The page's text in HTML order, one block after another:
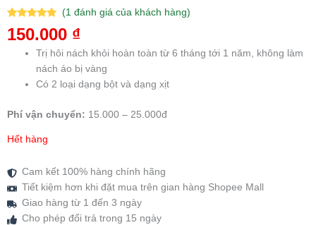
5.00 trên 5
dựa trên
1
(1đánh giá của khách hàng)
150.000 ₫
Trị hôi nách khỏi hoàn toàn từ 6 tháng tới 1 năm, không làm
nách áo bị vàng
Có 2 loại dạng bột và dạng xịt
Phí vận chuyển: 15.000 – 25.000đ
Hết hàng
Cam kết 100% hàng chính hãng
Tiết kiệm hơn khi đặt mua trên gian hàng Shopee Mall
Giao hàng từ 1 đến 3 ngày
Cho phép đổi trả trong 15 ngày